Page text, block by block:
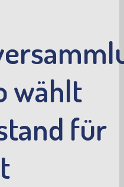
wählt
für